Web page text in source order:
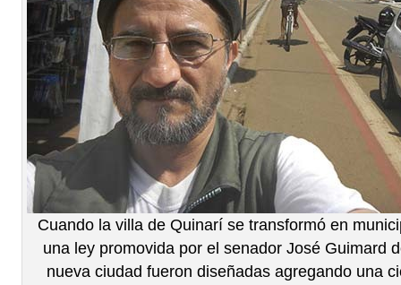
Cuando la villa de Quinarí se transformó en
una ley promovida por el senador José Guimard
nueva ciudad fueron diseñadas agregando una